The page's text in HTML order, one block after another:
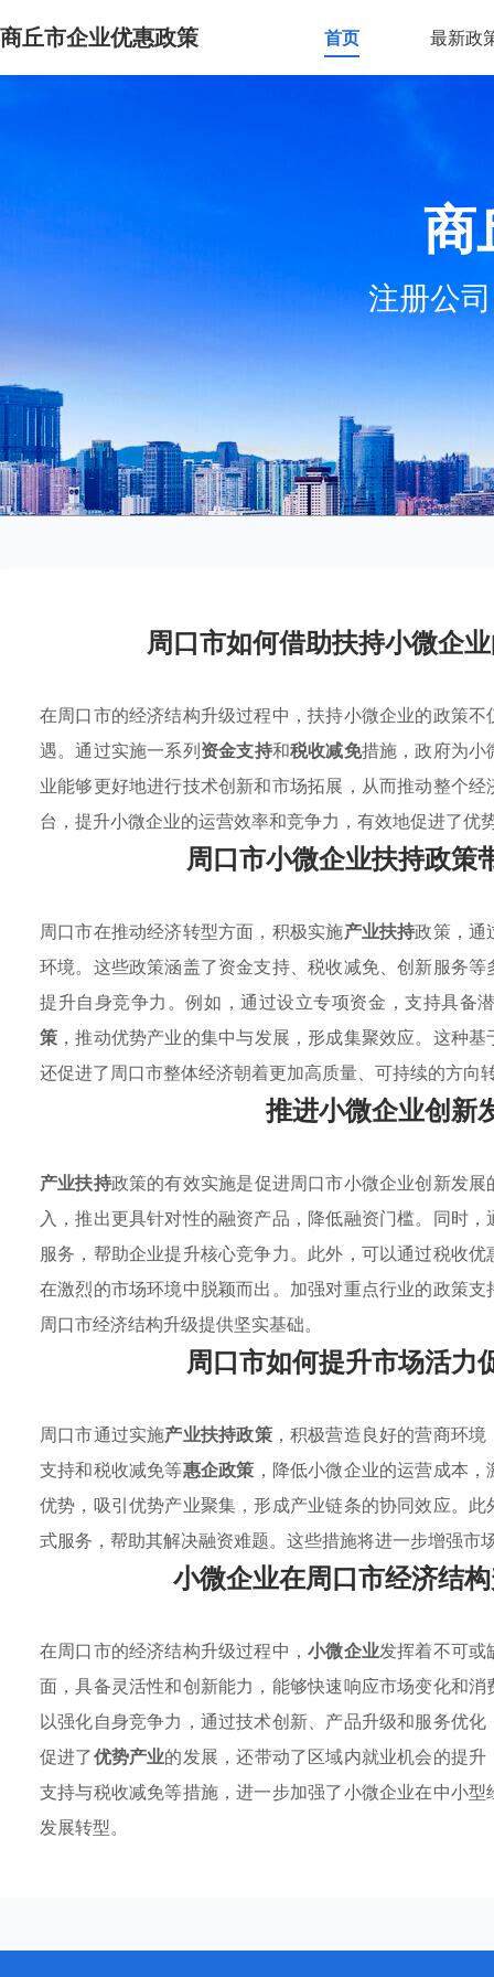
商丘市企业优惠政策 首页 最新政
商
注册公
周口市如何借助扶持小微企
在周口市的经济结构升级过程中，扶持小微企业的政策
遇。通过实施一系列资金支持和税收减免措施，政府为小
业能够更好地进行技术创新和市场拓展，从而推动整个
台，提升小微企业的运营效率和竞争力，有效地促进了
周口市小微企业扶持政策
周口市在推动经济转型方面，积极实施产业扶持政策，通
环境。这些政策涵盖了资金支持、税收减免、创新服务
提升自身竞争力。例如，通过设立专项资金，支持具备
策 ，推动优势产业的集中与发展，形成集聚效应。这种
还促进了周口市整体经济朝着更加高质量、可持续的方向
推进小微企业创新
产业扶持政策的有效实施是促进周口市小微企业创新发
入，推出更具针对性的融资产品，降低融资门槛。同时
服务，帮助企业提升核心竞争力。此外，可以通过税收
在激烈的市场环境中脱颖而出。加强对重点行业的政策
周口市经济结构升级提供坚实基础。
周口市如何提升市场活力
周口市通过实施产业扶持政策，积极营造良好的营商环
支持和税收减免等惠企政策 ，降低小微企业的运营成本
优势，吸引优势产业聚集，形成产业链条的协同效应。
式服务，帮助其解决融资难题。这些措施将进一步增强
小微企业在周口市经济结
在周口市的经济结构升级过程中，小微企业发挥着不可或
面，具备灵活性和创新能力，能够快速响应市场变化和消
以强化自身竞争力，通过技术创新、产品升级和服务优
促进了优势产业的发展，还带动了区域内就业机会的提
支持与税收减免等措施，进一步加强了小微企业在中小
发展转型。